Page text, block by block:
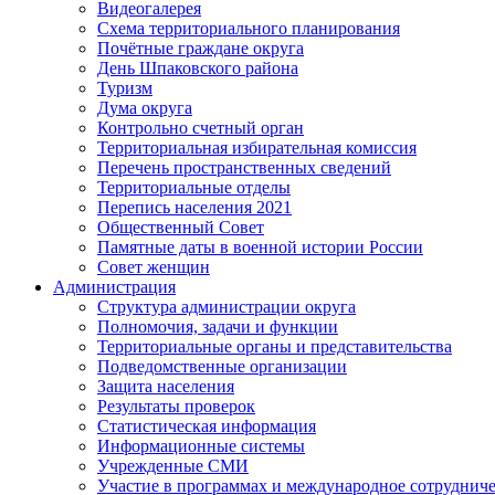
Видеогалерея
Схема территориального планирования
Почётные граждане округа
День Шпаковского района
Туризм
Дума округа
Контрольно счетный орган
Территориальная избирательная комиссия
Перечень пространственных сведений
Территориальные отделы
Перепись населения 2021
Общественный Совет
Памятные даты в военной истории России
Совет женщин
Администрация
Структура администрации округа
Полномочия, задачи и функции
Территориальные органы и представительства
Подведомственные организации
Защита населения
Результаты проверок
Статистическая информация
Информационные системы
Учрежденные СМИ
Участие в программах и международное